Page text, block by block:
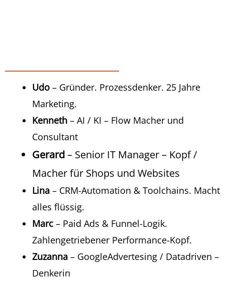
Udo – Gründer. Prozessdenker. 25 Jahre
Marketing.
Kenneth – AI / KI – Flow Macher und
Consultant
Gerard– Senior IT Manager – Kopf /
Macher für Shops und Websites
Lina – CRM-Automation & Toolchains. Macht
alles flüssig.
Marc – Paid Ads & Funnel-Logik.
Zahlengetriebener Performance-Kopf.
Zuzanna – GoogleAdvertesing / Datadriven –
Denkerin